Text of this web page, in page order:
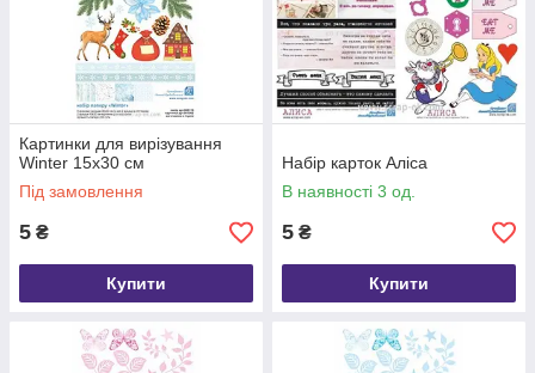
Картинки для вирізування
Winter 15х30 см
Під замовлення
5 ₴
Купити
Набір карток Аліса
В наявності 3 од.
5 ₴
Купити